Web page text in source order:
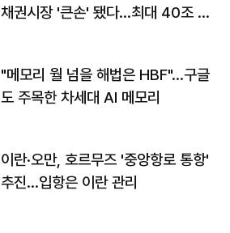
채권시장 '큰손' 됐다…최대 40조 투
"메모리 월 넘을 해법은 HBF"…구글
도 주목한 차세대 AI 메모리
이란·오만, 호르무즈 '중앙항로 통항'
추진…입항은 이란 관리